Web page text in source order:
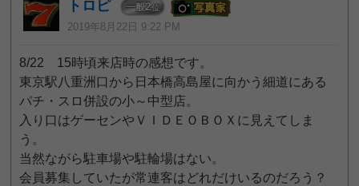
トロピ 一般2位
2019年8月22日 9:22 PM
8/22 15時頃来店時の感想です。
東京駅八重洲口から日本橋高島屋に向かう細道にある
パチ・スロ併設の小～中型店。
入り口はゲーセンやＶＩＤＥＯＢＯＸに見えてしま
う。
当然ながら駐車場や駐輪場はない。
会員募集していたが常連客はどれだけいるのだろう？